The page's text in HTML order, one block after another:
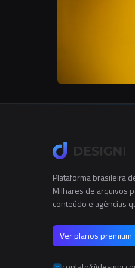
Plataforma brasileira
Milhares de arquivos
conteúdo e agências
Ver planos premium